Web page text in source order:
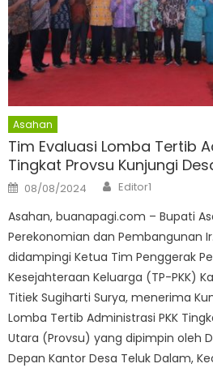
Asahan
Tim Evaluasi Lomba Tertib
Tingkat Provsu Kunjungi
Posted
on
08/08/2024 Author
Editor1
Asahan, buanapagi.com – Bupati
Perekonomian dan Pembangunan
didampingi Ketua Tim Penggerak
Kesejahteraan Keluarga (TP-PKK)
Titiek Sugiharti Surya, menerima
Lomba Tertib Administrasi PKK
Utara (Provsu) yang dipimpin oleh
Depan Kantor Desa Teluk Dalam,